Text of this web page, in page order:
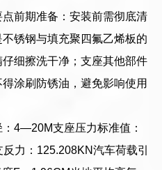
前期准备：安装前需彻底清
锈钢与填充聚四氟乙烯板的
细擦洗干净；支座其他部件
涂刷防锈油，避免影响使用
4—20M支座压力标准值：
力：125.208KN汽车荷载引